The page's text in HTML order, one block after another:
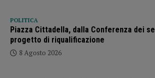
POLITICA
Piazza Cittadella, dalla Conferenza dei
progetto di riqualificazione
8 Agosto 2026